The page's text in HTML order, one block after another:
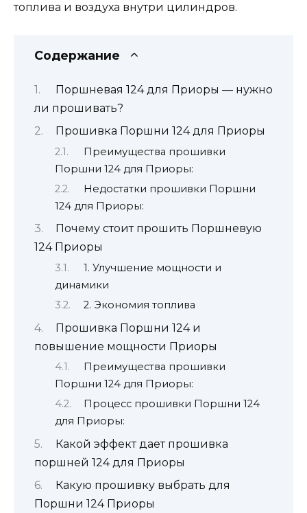
топлива и воздуха внутри цилиндров.
Содержание
Поршневая 124 для Приоры — нужно
ли прошивать?
Прошивка Поршни 124 для Приоры
Преимущества прошивки
Поршни 124 для Приоры:
Недостатки прошивки Поршни
124 для Приоры:
Почему стоит прошить Поршневую
124 Приоры
1. Улучшение мощности и
динамики
2. Экономия топлива
Прошивка Поршни 124 и
повышение мощности Приоры
Преимущества прошивки
Поршни 124 для Приоры:
Процесс прошивки Поршни 124
для Приоры:
Какой эффект дает прошивка
поршней 124 для Приоры
Какую прошивку выбрать для
Поршни 124 Приоры